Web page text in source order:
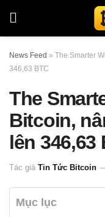
News Feed » The Smarter
346,63 BTC
The
Bitcoin,
lên 346,63
Tác giả Tin Tức Bitcoin
Mục lục